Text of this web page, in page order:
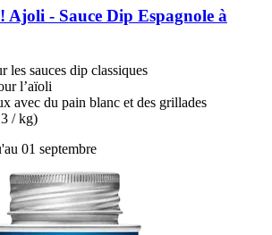
Ajoli -​ Sauce Dip Espagnole à
les sauces dip classiques
l’aïoli
avec du pain blanc et des grillades
/ kg)
01 septembre